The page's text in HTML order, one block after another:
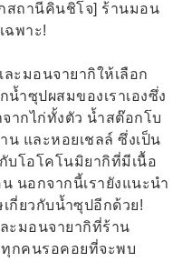
สถานีคินชิโจ] ร้านมอน
ฉพาะ!
ะมอนจายากิให้เลือก
ำซุปผสมของเราเองซึ่ง
ากไก่ทั้งตัว น้ำสต๊อกโบ
น และหอยเชลล์ ซึ่งเป็น
บโอโคโนมิยากิที่มีเนื้อ
นอกจากนี้เรายังแนะนำ
กี่ยวกับน้ำซุปอีกด้วย!
ะมอนจายากิที่ร้าน
ทุกคนรอคอยที่จะพบ